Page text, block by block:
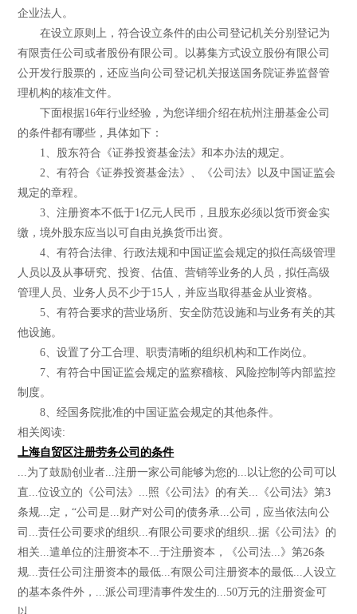
企业法人。
在设立原则上，符合设立条件的由公司登记机关分别登记为
有限责任公司或者股份有限公司。以募集方式设立股份有限公司
公开发行股票的，还应当向公司登记机关报送国务院证券监督管
理机构的核准文件。
下面根据16年行业经验，为您详细介绍在杭州注册基金公司
的条件都有哪些，具体如下：
1、股东符合《证券投资基金法》和本办法的规定。
2、有符合《证券投资基金法》、《公司法》以及中国证监会
规定的章程。
3、注册资本不低于1亿元人民币，且股东必须以货币资金实
缴，境外股东应当以可自由兑换货币出资。
4、有符合法律、行政法规和中国证监会规定的拟任高级管理
人员以及从事研究、投资、估值、营销等业务的人员，拟任高级
管理人员、业务人员不少于15人，并应当取得基金从业资格。
5、有符合要求的营业场所、安全防范设施和与业务有关的其
他设施。
6、设置了分工合理、职责清晰的组织机构和工作岗位。
7、有符合中国证监会规定的监察稽核、风险控制等内部监控
制度。
8、经国务院批准的中国证监会规定的其他条件。
相关阅读:
上海自贸区注册劳务公司的条件
...为了鼓励创业者...注册一家公司能够为您的...以让您的公司可以
直...位设立的《公司法》...照《公司法》的有关...《公司法》第3
条规...定，“公司是...财产对公司的债务承...公司，应当依法向公
司...责任公司要求的组织...有限公司要求的组织...据《公司法》的
相关...遣单位的注册资本不...于注册资本，《公司法...》第26条
规...责任公司注册资本的最低...有限公司注册资本的最低...人设立
的基本条件外，...派公司理清事件发生的...50万元的注册资金可